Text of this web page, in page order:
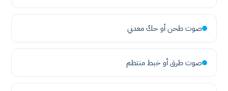
صوت طحن أو حكّ معدني
صوت طرق أو خبط منتظم